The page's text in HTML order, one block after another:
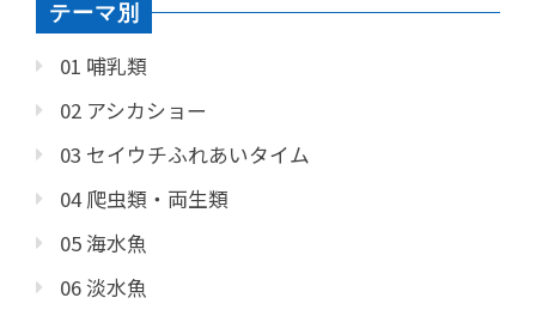
テーマ別
01 哺乳類
02 アシカショー
03 セイウチふれあいタイム
04 爬虫類・両生類
05 海水魚
06 淡水魚